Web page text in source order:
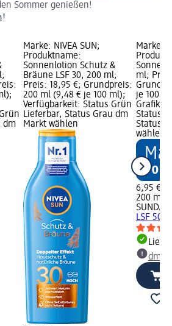
Sommer genießen!
dm
Marke: NIVEA SUN;
Produktname:
Sonnenlotion Schutz &
Bräune LSF 30, 200 ml;
Preis: 18,95 €; Grundpreis:
200 ml (9,48 € je 100 ml);
Verfügbarkeit: Status Grün
Lieferbar, Status Grau dm
Markt wählen
Marke:
ml;
je 100
Grafik;
Status
Status
wählen
6,95 €
200 ml
LSF
dm